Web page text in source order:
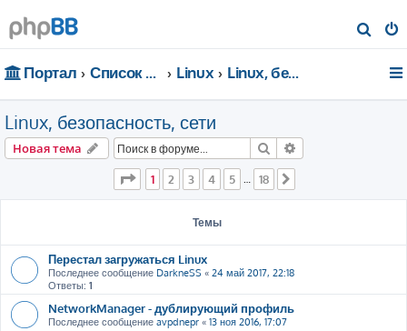
о
Портал Список форумов Linux Linux, безопасность, сети
Linux, безопасность, сети
Новая тема Поиск
Страница из 18
1 2 3 4 5 … 18
Темы
Перестал загружаться Linux
Последнее сообщение DarkneSS « 24 май 2017, 22:18
Ответы: 1
NetworkManager - дублирующий профиль
Последнее сообщение avpdnepr « 13 ноя 2016, 17:07